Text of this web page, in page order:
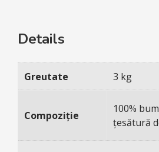
Details
Greutate 3 kg
Compoziție
100%
țesătură